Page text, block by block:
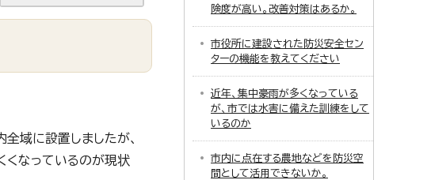
域に設置しましたが、
くなっているのが現状
険度が高い。改善対策はあるか。
市役所に建設された防災安全セン
ターの機能を教えてください
近年、集中豪雨が多くなっている
が、市では水害に備えた訓練をして
いるのか
市内に点在する農地などを防災空
間として活用できないか。